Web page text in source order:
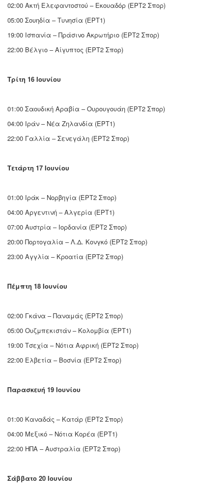
02:00 Ακτή Ελεφαντοστού – Εκουαδόρ (ΕΡΤ2 Σπορ)
05:00 Σουηδία – Τυνησία (ΕΡΤ1)
19:00 Ισπανία – Πράσινο Ακρωτήριο (ΕΡΤ2 Σπορ)
22:00 Βέλγιο – Αίγυπτος (ΕΡΤ2 Σπορ)
Τρίτη 16 Ιουνίου
01:00 Σαουδική Αραβία – Ουρουγουάη (ΕΡΤ2 Σπορ)
04:00 Ιράν – Νέα Ζηλανδία (ΕΡΤ1)
22:00 Γαλλία – Σενεγάλη (ΕΡΤ2 Σπορ)
Τετάρτη 17 Ιουνίου
01:00 Ιράκ – Νορβηγία (ΕΡΤ2 Σπορ)
04:00 Αργεντινή – Αλγερία (ΕΡΤ1)
07:00 Αυστρία – Ιορδανία (ΕΡΤ2 Σπορ)
20:00 Πορτογαλία – Λ.Δ. Κονγκό (ΕΡΤ2 Σπορ)
23:00 Αγγλία – Κροατία (ΕΡΤ2 Σπορ)
Πέμπτη 18 Ιουνίου
02:00 Γκάνα – Παναμάς (ΕΡΤ2 Σπορ)
05:00 Ουζμπεκιστάν – Κολομβία (ΕΡΤ1)
19:00 Τσεχία – Νότια Αφρική (ΕΡΤ2 Σπορ)
22:00 Ελβετία – Βοσνία (ΕΡΤ2 Σπορ)
Παρασκευή 19 Ιουνίου
01:00 Καναδάς – Κατάρ (ΕΡΤ2 Σπορ)
04:00 Μεξικό – Νότια Κορέα (ΕΡΤ1)
22:00 ΗΠΑ – Αυστραλία (ΕΡΤ2 Σπορ)
Σάββατο 20 Ιουνίου